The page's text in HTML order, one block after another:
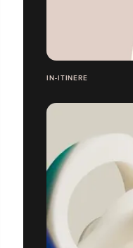
IN-ITINERE